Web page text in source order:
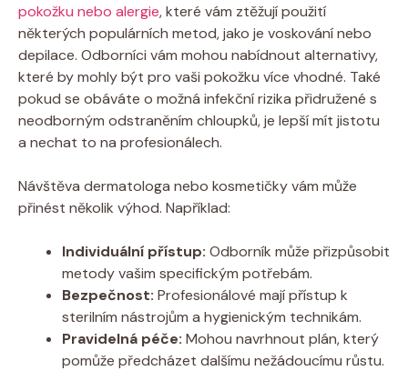
pokožku nebo alergie, které vám ztěžují použití
některých populárních metod, jako je voskování nebo
depilace. Odborníci vám mohou nabídnout alternativy,
které by mohly být pro vaši pokožku více vhodné. Také
pokud se obáváte o možná infekční rizika přidružené s
neodborným odstraněním chloupků, je lepší mít jistotu
a nechat to na profesionálech.
Návštěva dermatologa nebo kosmetičky vám může
přinést několik výhod. Například:
Individuální přístup: Odborník může přizpůsobit
metody vašim specifickým potřebám.
Bezpečnost: Profesionálové mají přístup k
sterilním nástrojům a hygienickým technikám.
Pravidelná péče: Mohou navrhnout plán, který
pomůže předcházet dalšímu nežádoucímu růstu.